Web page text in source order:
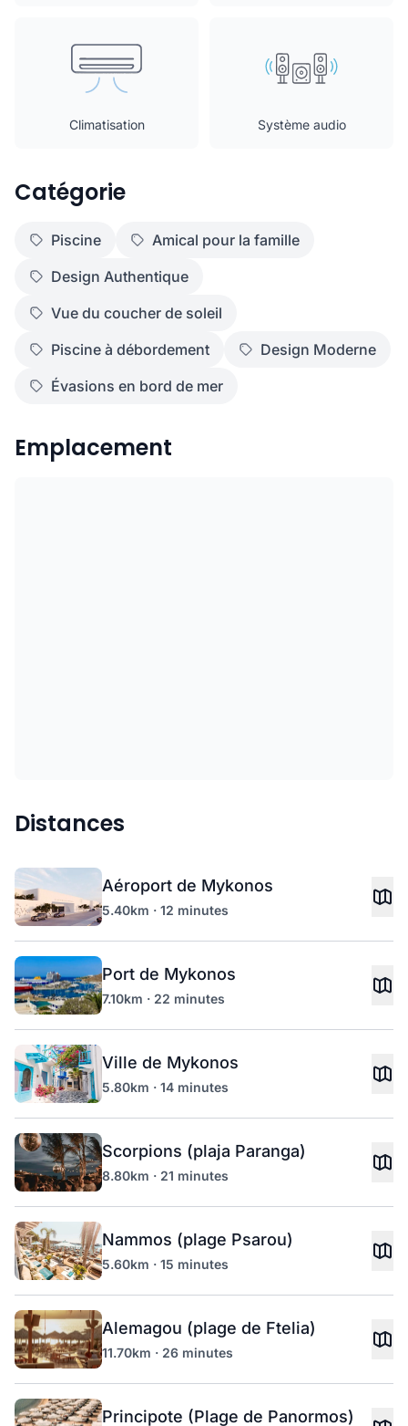
Climatisation Système audio
Catégorie
Piscine
Amical pour la famille
Design Authentique
Vue du coucher de soleil
Piscine à débordement
Design Moderne
Évasions en bord de mer
Emplacement
Distances
Aéroport de Mykonos
5.40km · 12 minutes
Port de Mykonos
7.10km · 22 minutes
Ville de Mykonos
5.80km · 14 minutes
Scorpions (plaja Paranga)
8.80km · 21 minutes
Nammos (plage Psarou)
5.60km · 15 minutes
Alemagou (plage de Ftelia)
11.70km · 26 minutes
Principote (Plage de Panormos)